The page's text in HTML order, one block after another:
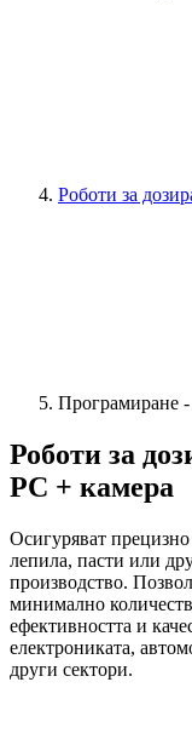
Роботи за
Програмиране -
Роботи за
PC + камера
Осигуряват
лепила, пасти или
производство.
минимално
ефективността и
електрониката,
други сектори.